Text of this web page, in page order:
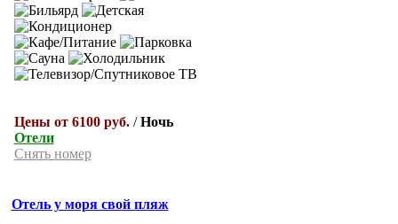
Цены от 6100 руб./Ночь
Отели
Снять номер
Отель у моря свой пляж